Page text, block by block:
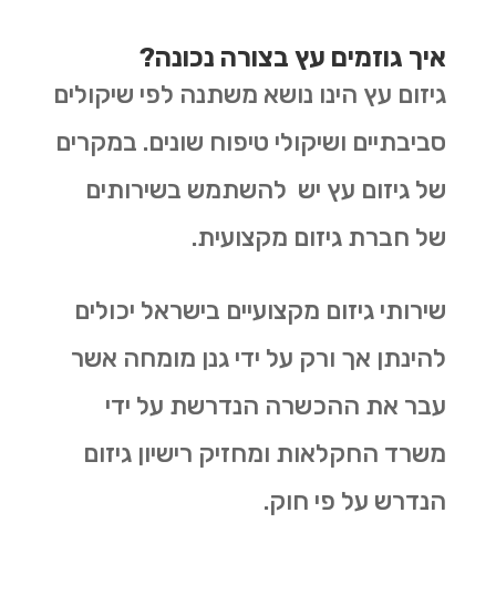
איך גוזמים עץ בצורה נכונה?
גיזום עץ הינו נושא משתנה לפי שיקולים
סביבתיים ושיקולי טיפוח שונים. במקרים
של גיזום עץ יש להשתמש בשירותים
של חברת גיזום מקצועית.
שירותי גיזום מקצועיים בישראל יכולים
להינתן אך ורק על ידי גנן מומחה אשר
עבר את ההכשרה הנדרשת על ידי
משרד החקלאות ומחזיק רישיון גיזום
הנדרש על פי חוק.